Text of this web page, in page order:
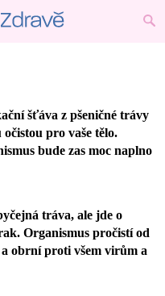
šťáva z pšeničné trávy
pro vaše tělo.
bude zas moc naplno
tráva, ale jde o
Organismus pročistí od
obrní proti všem virům a